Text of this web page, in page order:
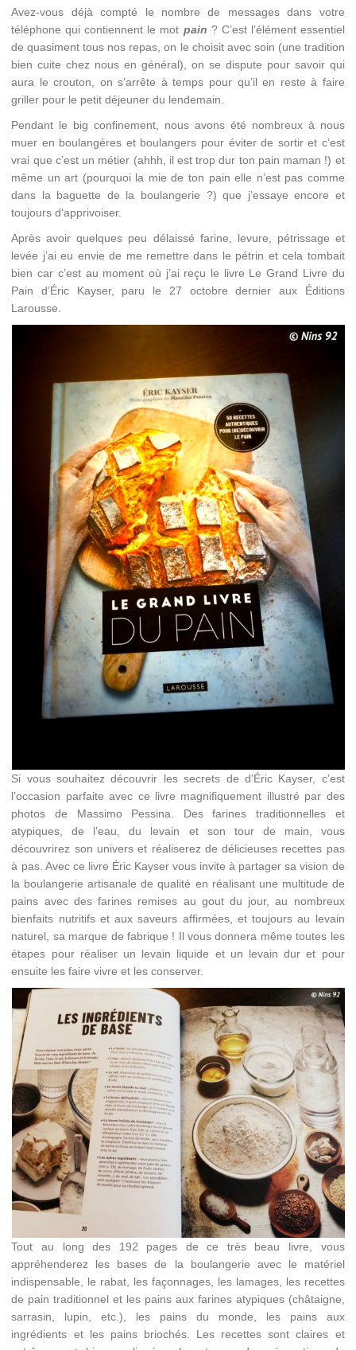
Avez-vous déjà compté le nombre de messages dans votre
téléphone qui contiennent le mot pain ? C’est l’élément essentiel
de quasiment tous nos repas, on le choisit avec soin (une tradition
bien cuite chez nous en général), on se dispute pour savoir qui
aura le crouton, on s’arrête à temps pour qu’il en reste à faire
griller pour le petit déjeuner du lendemain.
Pendant le big confinement, nous avons été nombreux à nous
muer en boulangères et boulangers pour éviter de sortir et c’est
vrai que c’est un métier (ahhh, il est trop dur ton pain maman !) et
même un art (pourquoi la mie de ton pain elle n’est pas comme
dans la baguette de la boulangerie ?) que j’essaye encore et
toujours d’apprivoiser.
Après avoir quelques peu délaissé farine, levure, pétrissage et
levée j’ai eu envie de me remettre dans le pétrin et cela tombait
bien car c’est au moment où j’ai reçu le livre Le Grand Livre du
Pain d’Éric Kayser, paru le 27 octobre dernier aux Éditions
Larousse.
Si vous souhaitez découvrir les secrets de d’Éric Kayser, c’est
l’occasion parfaite avec ce livre magnifiquement illustré par des
photos de Massimo Pessina. Des farines traditionnelles et
atypiques, de l’eau, du levain et son tour de main, vous
découvrirez son univers et réaliserez de délicieuses recettes pas
à pas. Avec ce livre Éric Kayser vous invite à partager sa vision de
la boulangerie artisanale de qualité en réalisant une multitude de
pains avec des farines remises au gout du jour, au nombreux
bienfaits nutritifs et aux saveurs affirmées, et toujours au levain
naturel, sa marque de fabrique ! Il vous donnera même toutes les
étapes pour réaliser un levain liquide et un levain dur et pour
ensuite les faire vivre et les conserver.
Tout au long des 192 pages de ce très beau livre, vous
appréhenderez les bases de la boulangerie avec le matériel
indispensable, le rabat, les façonnages, les lamages, les recettes
de pain traditionnel et les pains aux farines atypiques (châtaigne,
sarrasin, lupin, etc.), les pains du monde, les pains aux
ingrédients et les pains briochés. Les recettes sont claires et